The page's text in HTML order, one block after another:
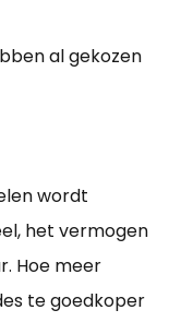
al gekozen
wordt
het vermogen
Hoe meer
te goedkoper